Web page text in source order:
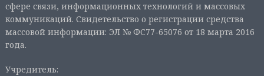
сфере связи, информационных технологий и массовых
коммуникаций. Свидетельство о регистрации средства
массовой информации: ЭЛ № ФС77-65076 от 18 марта 2016
года.
Учредитель: